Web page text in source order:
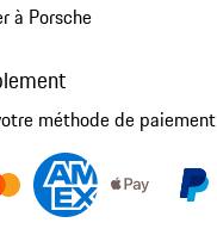
à Porsche
méthode de paiement